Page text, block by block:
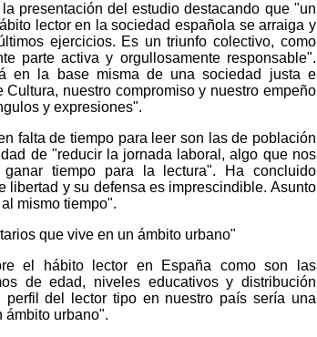
presentación del estudio destacando que "un
lector en la sociedad española se arraiga y
ejercicios. Es un triunfo colectivo, como
parte activa y orgullosamente responsable".
en la base misma de una sociedad justa e
nuestro compromiso y nuestro empeño
y expresiones".
falta de tiempo para leer son las de población
de "reducir la jornada laboral, algo que nos
tiempo para la lectura". Ha concluido
libertad y su defensa es imprescindible. Asunto
mismo tiempo".
que vive en un ámbito urbano"
el hábito lector en España como son las
de edad, niveles educativos y distribución
del lector tipo en nuestro país sería una
ámbito urbano".